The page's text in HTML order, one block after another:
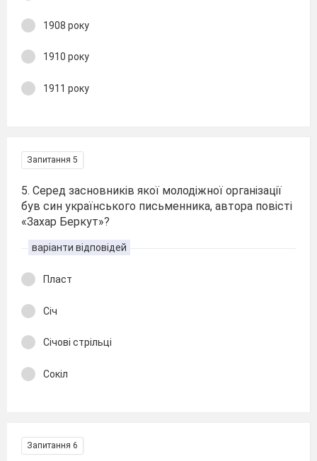
1908 року
1910 року
1911 року
Запитання 5
5. Серед засновників якої молодіжної організації
був син українського письменника, автора повісті
«Захар Беркут»?
варіанти відповідей
Пласт
Січ
Січові стрільці
Сокіл
Запитання 6